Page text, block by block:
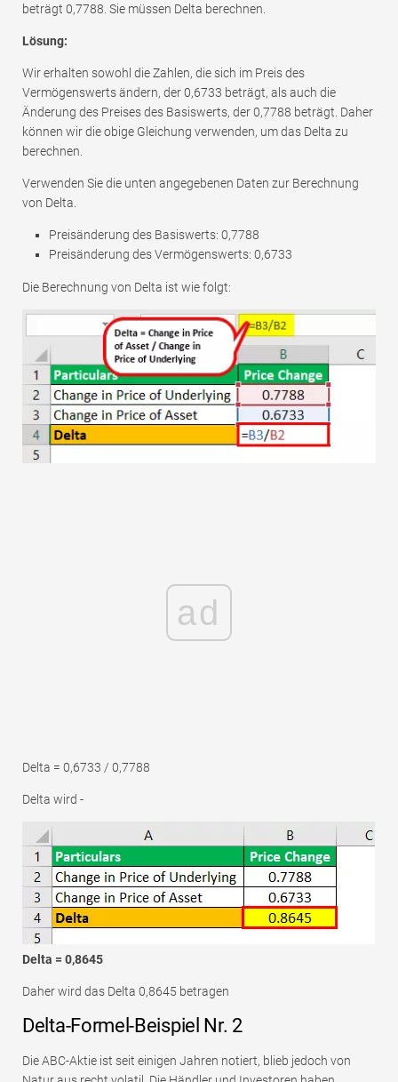
beträgt 0,7788. Sie müssen Delta berechnen.
Lösung:
Wir erhalten sowohl die Zahlen, die sich im Preis des
Vermögenswerts ändern, der 0,6733 beträgt, als auch die
Änderung des Preises des Basiswerts, der 0,7788 beträgt. Daher
können wir die obige Gleichung verwenden, um das Delta zu
berechnen.
Verwenden Sie die unten angegebenen Daten zur Berechnung
von Delta.
Preisänderung des Basiswerts: 0,7788
Preisänderung des Vermögenswerts: 0,6733
Die Berechnung von Delta ist wie folgt:
ad
Delta = 0,6733 / 0,7788
Delta wird -
Delta = 0,8645
Daher wird das Delta 0,8645 betragen
Delta-Formel-Beispiel Nr. 2
Die ABC-Aktie ist seit einigen Jahren notiert, blieb jedoch von